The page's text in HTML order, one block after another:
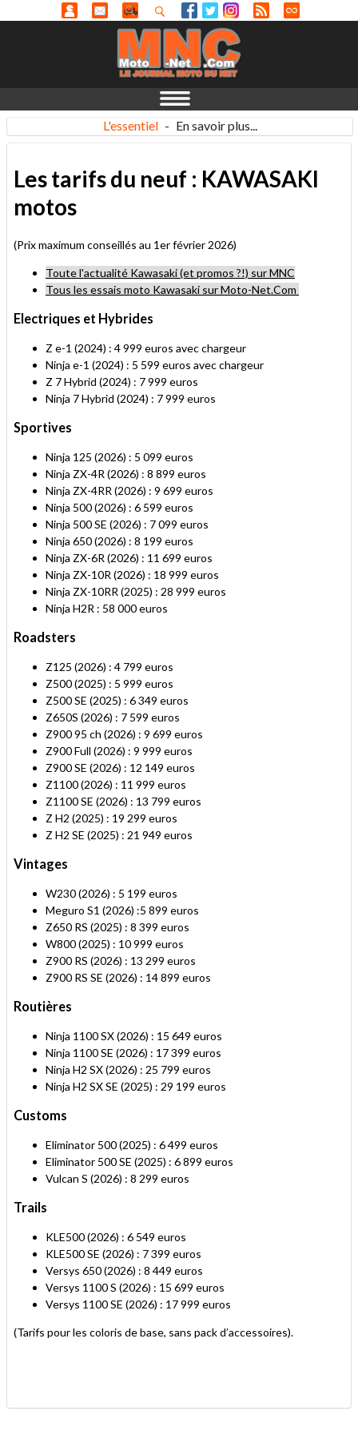
L'essentiel - En savoir plus...
Les tarifs du neuf : KAWASAKI
motos
(Prix maximum conseillés au 1er février 2026)
Toute l'actualité Kawasaki (et promos ?!) sur MNC
Tous les essais moto Kawasaki sur Moto-Net.Com
Electriques et Hybrides
Z e-1 (2024) : 4 999 euros avec chargeur
Ninja e-1 (2024) : 5 599 euros avec chargeur
Z 7 Hybrid (2024) : 7 999 euros
Ninja 7 Hybrid (2024) : 7 999 euros
Sportives
Ninja 125 (2026) : 5 099 euros
Ninja ZX-4R (2026) : 8 899 euros
Ninja ZX-4RR (2026) : 9 699 euros
Ninja 500 (2026) : 6 599 euros
Ninja 500 SE (2026) : 7 099 euros
Ninja 650 (2026) : 8 199 euros
Ninja ZX-6R (2026) : 11 699 euros
Ninja ZX-10R (2026) : 18 999 euros
Ninja ZX-10RR (2025) : 28 999 euros
Ninja H2R : 58 000 euros
Roadsters
Z125 (2026) : 4 799 euros
Z500 (2025) : 5 999 euros
Z500 SE (2025) : 6 349 euros
Z650S (2026) : 7 599 euros
Z900 95 ch (2026) : 9 699 euros
Z900 Full (2026) : 9 999 euros
Z900 SE (2026) : 12 149 euros
Z1100 (2026) : 11 999 euros
Z1100 SE (2026) : 13 799 euros
Z H2 (2025) : 19 299 euros
Z H2 SE (2025) : 21 949 euros
Vintages
W230 (2026) : 5 199 euros
Meguro S1 (2026) :5 899 euros
Z650 RS (2025) : 8 399 euros
W800 (2025) : 10 999 euros
Z900 RS (2026) : 13 299 euros
Z900 RS SE (2026) : 14 899 euros
Routières
Ninja 1100 SX (2026) : 15 649 euros
Ninja 1100 SE (2026) : 17 399 euros
Ninja H2 SX (2026) : 25 799 euros
Ninja H2 SX SE (2025) : 29 199 euros
Customs
Eliminator 500 (2025) : 6 499 euros
Eliminator 500 SE (2025) : 6 899 euros
Vulcan S (2026) : 8 299 euros
Trails
KLE500 (2026) : 6 549 euros
KLE500 SE (2026) : 7 399 euros
Versys 650 (2026) : 8 449 euros
Versys 1100 S (2026) : 15 699 euros
Versys 1100 SE (2026) : 17 999 euros
(Tarifs pour les coloris de base, sans pack d’accessoires).